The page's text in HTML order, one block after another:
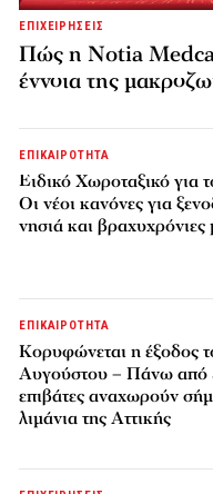
ΕΠΙΧΕΙΡΗΣΕΙΣ
Πώς η Notia
έννοια της
ΕΠΙΚΑΙΡΟΤΗΤΑ
Ειδικό Χωροταξικό για
Οι νέοι κανόνες για
νησιά και βραχυχρόνιες
ΕΠΙΚΑΙΡΟΤΗΤΑ
Κορυφώνεται η έξοδος
Αυγούστου – Πάνω από
επιβάτες αναχωρούν
λιμάνια της Αττικής